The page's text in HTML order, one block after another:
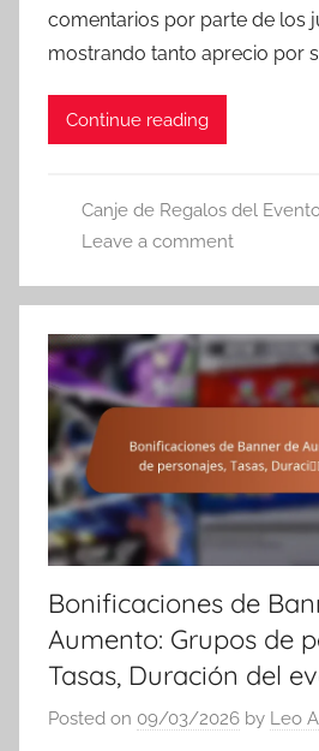
comentarios por parte de los
mostrando tanto aprecio por
Continue reading
Canje de Regalos del
Leave a comment
Bonificaciones de
Aumento: Grupos de
Tasas, Duración del
Posted on 09/03/2026 by Leo